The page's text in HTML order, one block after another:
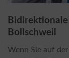
Bollschweil
Wenn Sie auf